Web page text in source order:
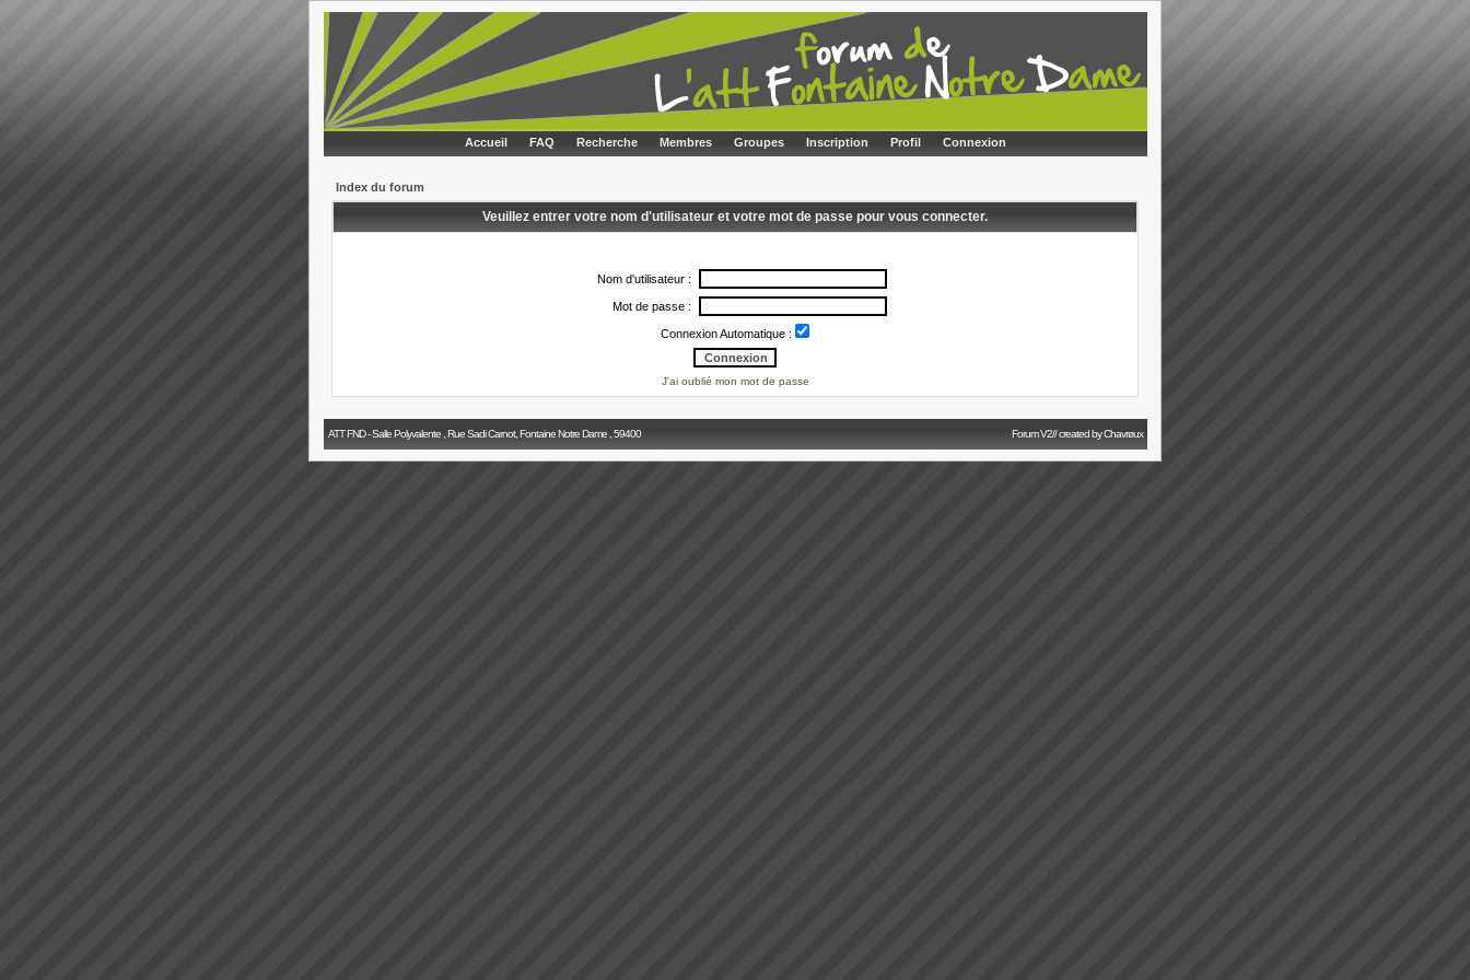
Accueil FAQ Recherche Membres Groupes Inscription Profil Connexion
Index du forum
Veuillez entrer votre nom d'utilisateur et votre mot de passe pour vous connecter.
Nom d'utilisateur :
Mot de passe :
Connexion Automatique :
J'ai oublié mon mot de passe
ATT FND - Salle Polyvalente , Rue Sadi Carnot, Fontaine Notre Dame , 59400 Forum V2// created by Chavrøux